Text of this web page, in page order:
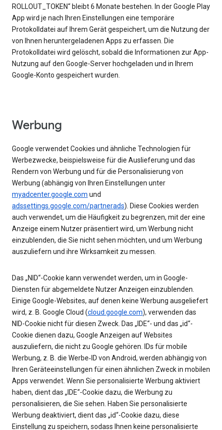
ROLLOUT_TOKEN“ bleibt 6 Monate bestehen. In der Google Play
App wird je nach Ihren Einstellungen eine temporäre
Protokolldatei auf Ihrem Gerät gespeichert, um die Nutzung der
von Ihnen heruntergeladenen Apps zu erfassen. Die
Protokolldatei wird gelöscht, sobald die Informationen zur App-
Nutzung auf den Google-Server hochgeladen und in Ihrem
Google-Konto gespeichert wurden.
Werbung
Google verwendet Cookies und ähnliche Technologien für
Werbezwecke, beispielsweise für die Auslieferung und das
Rendern von Werbung und für die Personalisierung von
Werbung (abhängig von Ihren Einstellungen unter
myadcenter.google.com und
adssettings.google.com/partnerads). Diese Cookies werden
auch verwendet, um die Häufigkeit zu begrenzen, mit der eine
Anzeige einem Nutzer präsentiert wird, um Werbung nicht
einzublenden, die Sie nicht sehen möchten, und um Werbung
auszuliefern und ihre Wirksamkeit zu messen.
Das „NID“-Cookie kann verwendet werden, um in Google-
Diensten für abgemeldete Nutzer Anzeigen einzublenden.
Einige Google-Websites, auf denen keine Werbung ausgeliefert
wird, z. B. Google Cloud (cloud.google.com), verwenden das
NID-Cookie nicht für diesen Zweck. Das „IDE“- und das „id“-
Cookie dienen dazu, Google Anzeigen auf Websites
auszuliefern, die nicht zu Google gehören. IDs für mobile
Werbung, z. B. die Werbe‑ID von Android, werden abhängig von
Ihren Geräteeinstellungen für einen ähnlichen Zweck in mobilen
Apps verwendet. Wenn Sie personalisierte Werbung aktiviert
haben, dient das „IDE“-Cookie dazu, die Werbung zu
personalisieren, die Sie sehen. Haben Sie personalisierte
Werbung deaktiviert, dient das „id“-Cookie dazu, diese
Einstellung zu speichern, sodass Ihnen keine personalisierte